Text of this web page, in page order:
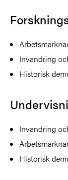
Invandring
Historisk
Invandring
Historisk